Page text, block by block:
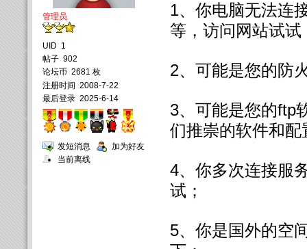
管理员
UID 1
帖子 902
论坛币 2681 枚
注册时间 2008-7-22
最后登录 2025-6-14
发短消息
加为好友
当前离线
1、你电脑无法连
等，访问网站试试
2、可能是您的防
3、可能是您的ftp
们推崇的软件和配
4、你多次连接服
试；
5、你是国外的空